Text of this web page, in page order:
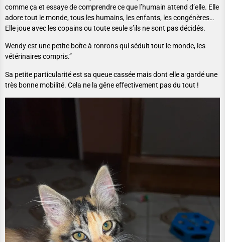
comme ça et essaye de comprendre ce que l’humain attend d’elle. Elle
adore tout le monde, tous les humains, les enfants, les congénères…
Elle joue avec les copains ou toute seule s’ils ne sont pas décidés.
Wendy est une petite boîte à ronrons qui séduit tout le monde, les
vétérinaires compris.”
Sa petite particularité est sa queue cassée mais dont elle a gardé une
très bonne mobilité. Cela ne la gêne effectivement pas du tout !